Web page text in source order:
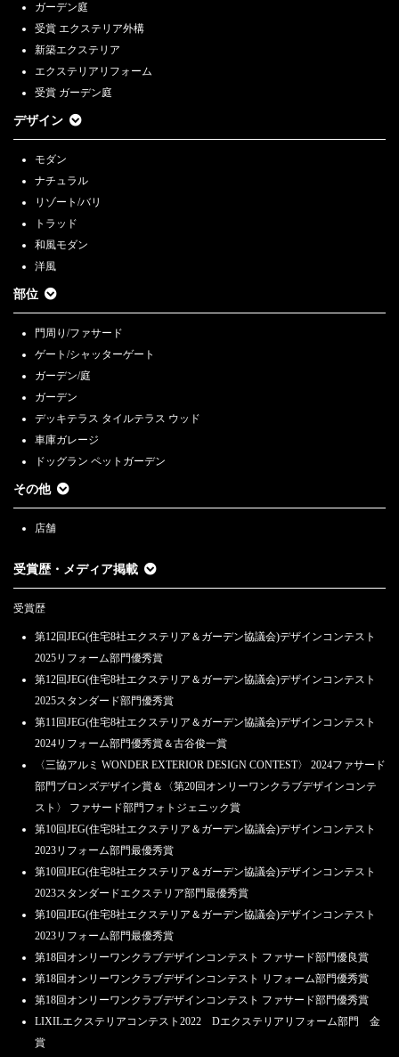
ガーデン庭
受賞 エクステリア外構
新築エクステリア
エクステリアリフォーム
受賞 ガーデン庭
デザイン
モダン
ナチュラル
リゾート/バリ
トラッド
和風モダン
洋風
部位
門周り/ファサード
ゲート/シャッターゲート
ガーデン/庭
ガーデン
デッキテラス タイルテラス ウッド
車庫ガレージ
ドッグラン ペットガーデン
その他
店舗
受賞歴・メディア掲載
受賞歴
第12回JEG(住宅8社エクステリア＆ガーデン協議会)デザインコンテスト
2025リフォーム部門優秀賞
第12回JEG(住宅8社エクステリア＆ガーデン協議会)デザインコンテスト
2025スタンダード部門優秀賞
第11回JEG(住宅8社エクステリア＆ガーデン協議会)デザインコンテスト
2024リフォーム部門優秀賞＆古谷俊一賞
〈三協アルミ WONDER EXTERIOR DESIGN CONTEST〉 2024ファサード
部門ブロンズデザイン賞＆〈第20回オンリーワンクラブデザインコンテ
スト〉 ファサード部門フォトジェニック賞
第10回JEG(住宅8社エクステリア＆ガーデン協議会)デザインコンテスト
2023リフォーム部門最優秀賞
第10回JEG(住宅8社エクステリア＆ガーデン協議会)デザインコンテスト
2023スタンダードエクステリア部門最優秀賞
第10回JEG(住宅8社エクステリア＆ガーデン協議会)デザインコンテスト
2023リフォーム部門最優秀賞
第18回オンリーワンクラブデザインコンテスト ファサード部門優良賞
第18回オンリーワンクラブデザインコンテスト リフォーム部門優秀賞
第18回オンリーワンクラブデザインコンテスト ファサード部門優秀賞
LIXILエクステリアコンテスト2022 Dエクステリアリフォーム部門 金
賞